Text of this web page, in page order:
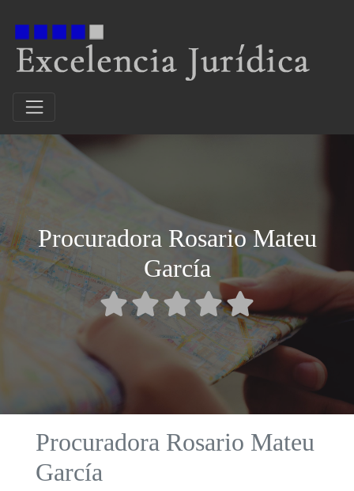
Procuradora Rosario Mateu
García
Procuradora Rosario Mateu
García